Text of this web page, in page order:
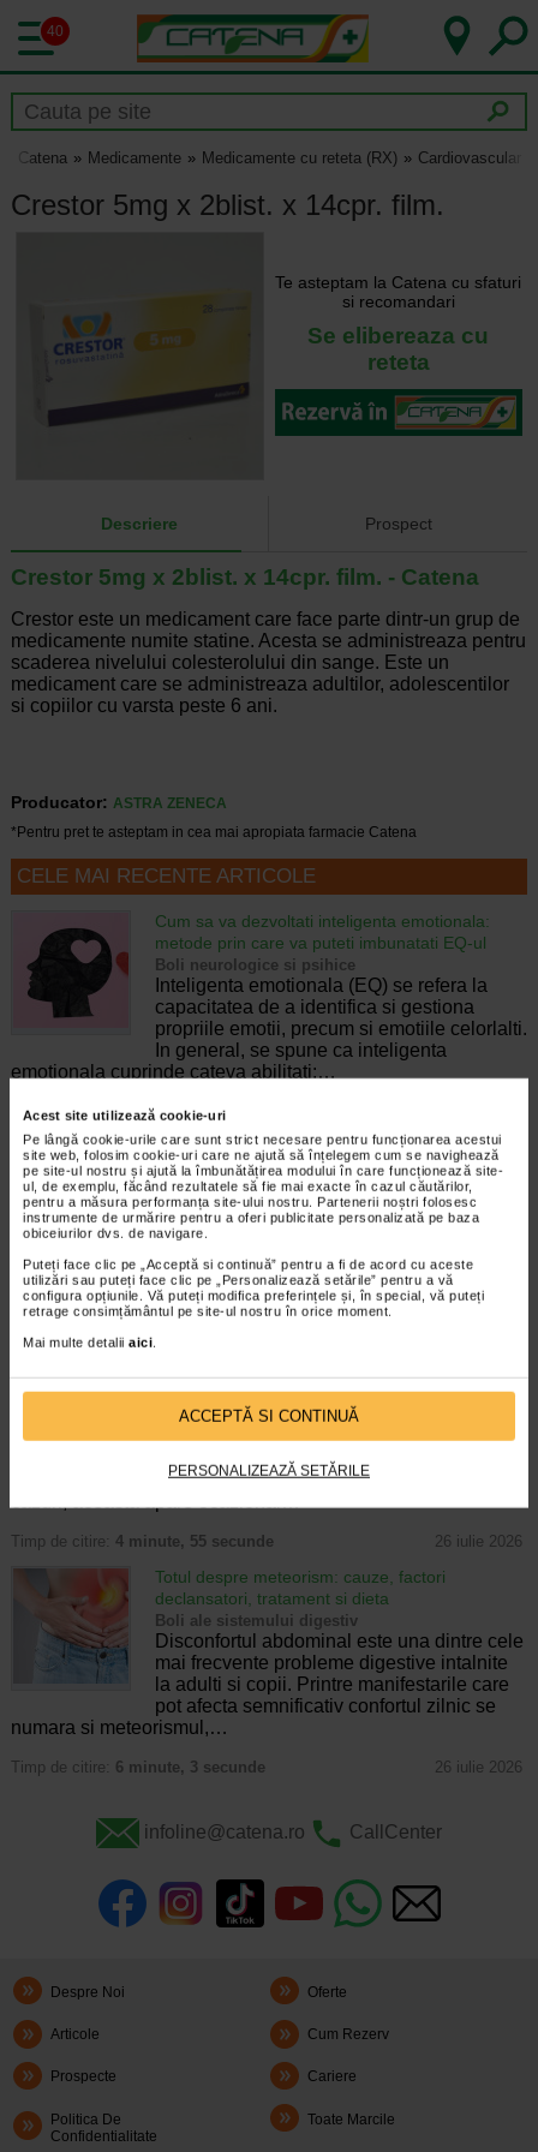
Acest site utilizează cookie-uri
Pe lângă cookie-urile care sunt strict necesare pentru funcționarea acestui
site web, folosim cookie-uri care ne ajută să înțelegem cum se navighează
pe site-ul nostru și ajută la îmbunătățirea modului în care funcționează site-
ul, de exemplu, făcând rezultatele să fie mai exacte în cazul căutărilor,
pentru a măsura performanța site-ului nostru. Partenerii noștri folosesc
instrumente de urmărire pentru a oferi publicitate personalizată pe baza
obiceiurilor dvs. de navigare.
Puteți face clic pe „Acceptă si continuă” pentru a fi de acord cu aceste
utilizări sau puteți face clic pe „Personalizează setările” pentru a vă
configura opțiunile. Vă puteți modifica preferințele și, în special, vă puteți
retrage consimțământul pe site-ul nostru în orice moment.
Mai multe detalii aici.
ACCEPTĂ SI CONTINUĂ
PERSONALIZEAZĂ SETĂRILE
40
Catena Medicamente Medicamente cu reteta (RX) Cardiovascular
Crestor 5mg x 2blist. x 14cpr. film.
Te asteptam la Catena cu sfaturi
si recomandari
Se elibereaza cu
reteta
Descriere Prospect
Crestor 5mg x 2blist. x 14cpr. film. - Catena
Crestor este un medicament care face parte dintr-un grup de
medicamente numite statine. Acesta se administreaza pentru
scaderea nivelului colesterolului din sange. Este un
medicament care se administreaza adultilor, adolescentilor
si copiilor cu varsta peste 6 ani.
Producator: ASTRA ZENECA
*Pentru pret te asteptam in cea mai apropiata farmacie Catena
CELE MAI RECENTE ARTICOLE
Cum sa va dezvoltati inteligenta emotionala:
metode prin care va puteti imbunatati EQ-ul
Boli neurologice si psihice
Inteligenta emotionala (EQ) se refera la
capacitatea de a identifica si gestiona
propriile emotii, precum si emotiile celorlalti.
In general, se spune ca inteligenta
emotionala cuprinde cateva abilitati:…
Timp de citire:4 minute, 39 secunde
Enurezis: cauze, factori declansatori si solutii
Sistem urinar
Enurezisul este termenul medical pentru
pierderea accidentala de urina, de obicei in
timpul somnului. Este o afectiune frecventa
atat in randul copiilor, cat si al adultilor.
Enurezisul este considerat…
Timp de citire:4 minute, 32 secunde
Senzatia de prea plin: cand indica o afectiune si
Boli ale sistemului digestiv
Multi oameni au experimentat macar o data
dupa masa o senzatie de prea plin, chiar si
atunci cand nu au consumat o cantitate
foarte mare de alimente. In cele mai multe
Timp de citire: 4 minute, 55 secunde 26 iulie 2026
Totul despre meteorism: cauze, factori
declansatori, tratament si dieta
Boli ale sistemului digestiv
Disconfortul abdominal este una dintre cele
mai frecvente probleme digestive intalnite
la adulti si copii. Printre manifestarile care
pot afecta semnificativ confortul zilnic se
numara si meteorismul,…
Timp de citire: 6 minute, 3 secunde 26 iulie 2026
infoline@catena.ro CallCenter
Despre Noi Oferte
Articole Cum Rezerv
Prospecte Cariere
Politica De
Confidentialitate
Toate Marcile